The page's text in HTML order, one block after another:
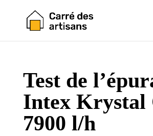
Test de
Intex Krystal
7900 l/h